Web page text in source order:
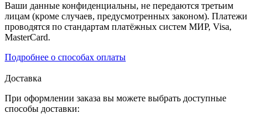
Ваши данные конфиденциальны, не передаются третьим
лицам (кроме случаев, предусмотренных законом). Платежи
проводятся по стандартам платёжных систем МИР, Visa,
MasterCard.
Подробнее о способах оплаты
Доставка
При оформлении заказа вы можете выбрать доступные
способы доставки: